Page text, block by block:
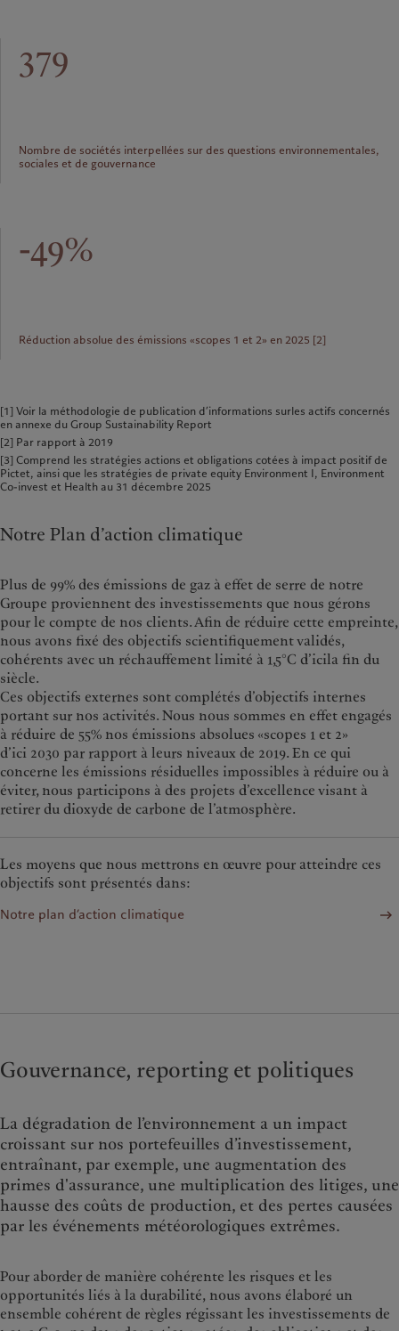
379
Nombre de sociétés interpellées sur des questions environnementales,
sociales et de gouvernance
-49%
Réduction absolue des émissions «scopes 1 et 2» en 2025 [2]
[1] Voir la méthodologie de publication d’informations surles actifs concernés
en annexe du Group Sustainability Report
[2] Par rapport à 2019
[3] Comprend les stratégies actions et obligations cotées à impact positif de
Pictet, ainsi que les stratégies de private equity Environment I, Environment
Co-invest et Health au 31 décembre 2025
Notre Plan d’action climatique
Plus de 99% des émissions de gaz à effet de serre de notre
Groupe proviennent des investissements que nous gérons
pour le compte de nos clients. Afin de réduire cette empreinte,
nous avons fixé des objectifs scientifiquement validés,
cohérents avec un réchauffement limité à 1,5°C d’icila fin du
siècle.
Ces objectifs externes sont complétés d’objectifs internes
portant sur nos activités. Nous nous sommes en effet engagés
à réduire de 55% nos émissions absolues «scopes 1 et 2»
d’ici 2030 par rapport à leurs niveaux de 2019. En ce qui
concerne les émissions résiduelles impossibles à réduire ou à
éviter, nous participons à des projets d’excellence visant à
retirer du dioxyde de carbone de l’atmosphère.
Les moyens que nous mettrons en œuvre pour atteindre ces
objectifs sont présentés dans:
Notre plan d’action climatique
Gouvernance, reporting et politiques
La dégradation de l’environnement a un impact
croissant sur nos portefeuilles d’investissement,
entraînant, par exemple, une augmentation des
primes d'assurance, une multiplication des litiges, une
hausse des coûts de production, et des pertes causées
par les événements météorologiques extrêmes.
Pour aborder de manière cohérente les risques et les
opportunités liés à la durabilité, nous avons élaboré un
ensemble cohérent de règles régissant les investissements de